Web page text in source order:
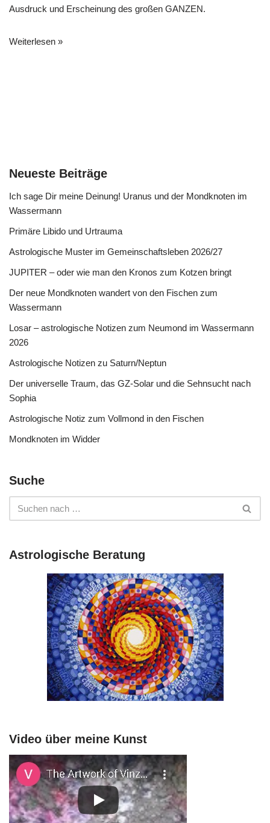
Ausdruck und Erscheinung des großen GANZEN.
Weiterlesen »
Neueste Beiträge
Ich sage Dir meine Deinung! Uranus und der Mondknoten im
Wassermann
Primäre Libido und Urtrauma
Astrologische Muster im Gemeinschaftsleben 2026/27
JUPITER – oder wie man den Kronos zum Kotzen bringt
Der neue Mondknoten wandert von den Fischen zum
Wassermann
Losar – astrologische Notizen zum Neumond im Wassermann
2026
Astrologische Notizen zu Saturn/Neptun
Der universelle Traum, das GZ-Solar und die Sehnsucht nach
Sophia
Astrologische Notiz zum Vollmond in den Fischen
Mondknoten im Widder
Suche
Astrologische Beratung
Video über meine Kunst